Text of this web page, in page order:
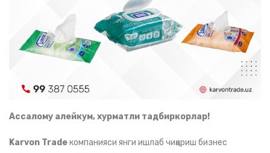
Ассалому алейкум, хурматли тадбиркорлар!
Karvon Tradeкомпанияси янги ишлаб чиқариш бизнес